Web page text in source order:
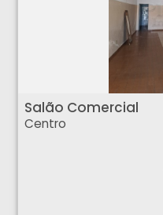
Salão Comercial
Centro